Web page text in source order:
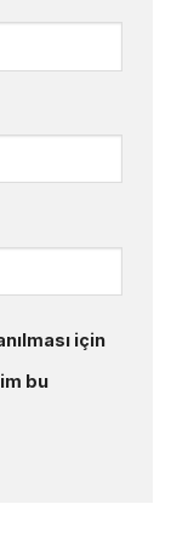
için
bu